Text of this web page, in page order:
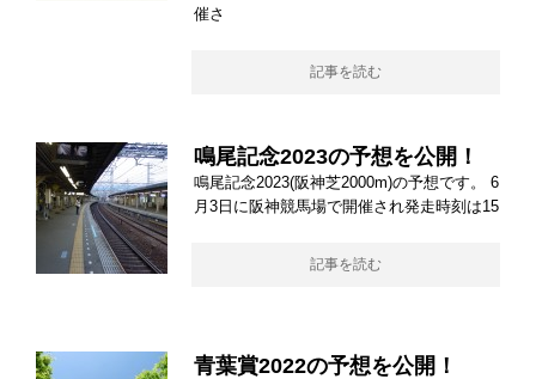
催さ
記事を読む
鳴尾記念2023の予想を公開！
鳴尾記念2023(阪神芝2000m)の予想です。 6
月3日に阪神競馬場で開催され発走時刻は15
記事を読む
青葉賞2022の予想を公開！